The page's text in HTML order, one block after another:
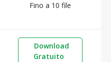
Fino a 10 file
Download
Gratuito